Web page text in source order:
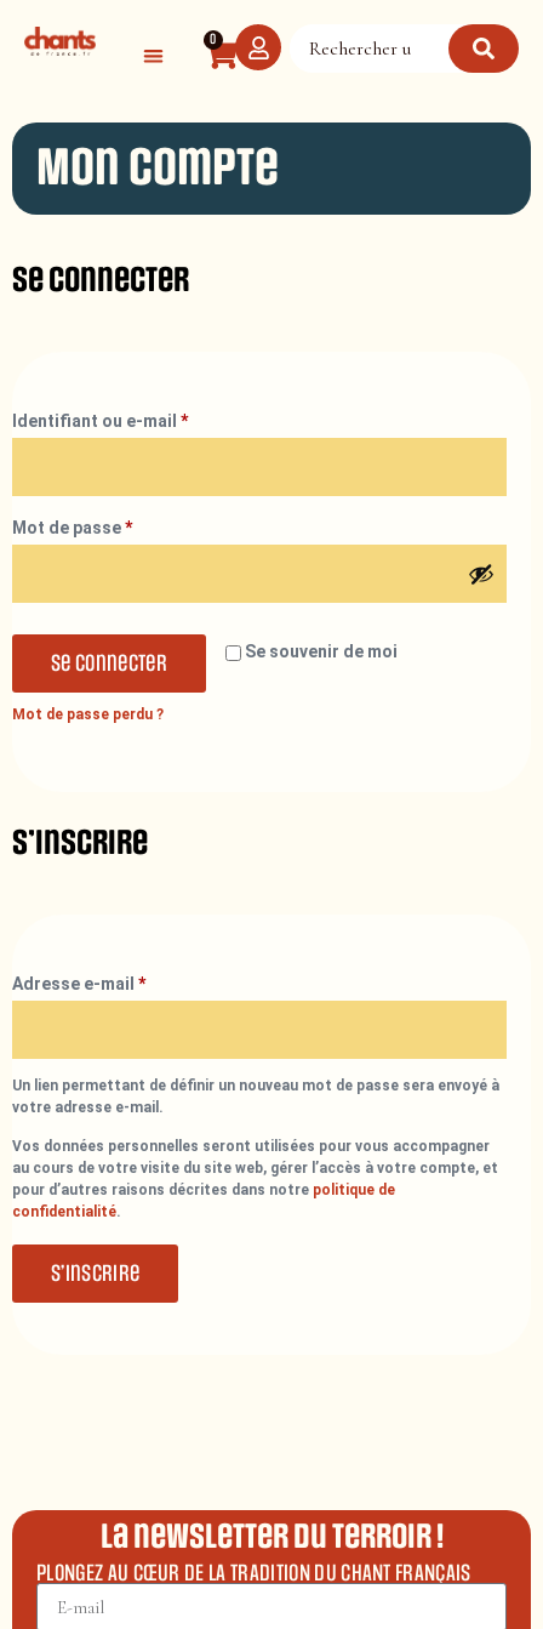
0
Mon compte
Se connecter
Identifiant ou e-mail *
Mot de passe*
Se souvenir de moi
Se connecter
Mot de passe perdu ?
S’inscrire
Adresse e-mail *
Un lien permettant de définir un nouveau mot de passe sera envoyé à
votre adresse e-mail.
Vos données personnelles seront utilisées pour vous accompagner
au cours de votre visite du site web, gérer l’accès à votre compte, et
pour d’autres raisons décrites dans notre politique de
confidentialité.
S’inscrire
La newsletter du terroir !
PLONGEZ AU CŒUR DE LA TRADITION DU CHANT FRANÇAIS